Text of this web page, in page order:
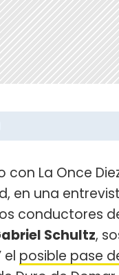
con La Once
en una
conductores
Schultz,
el posible pase